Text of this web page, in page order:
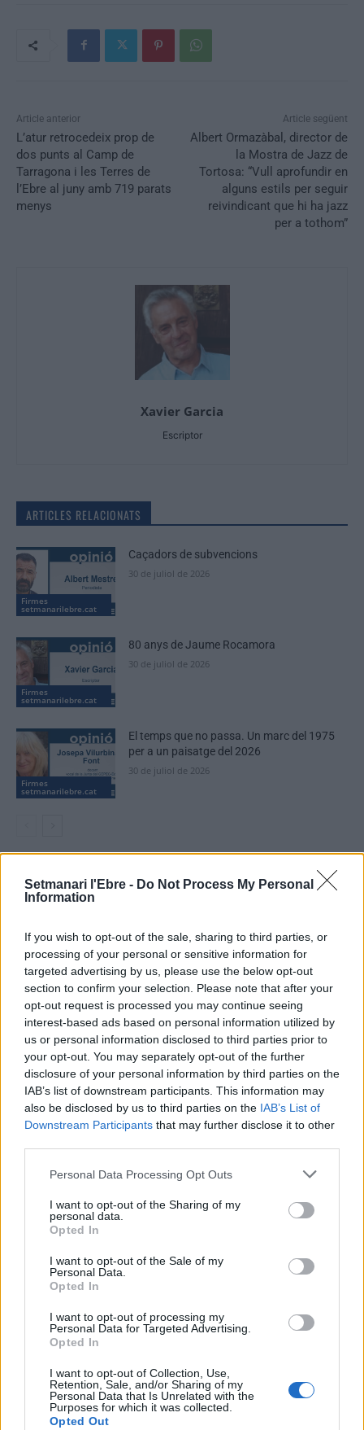
Setmanari l'Ebre - Do Not Process My Personal
Information
If you wish to opt-out of the sale, sharing to third parties, or
processing of your personal or sensitive information for
targeted advertising by us, please use the below opt-out
section to confirm your selection. Please note that after your
opt-out request is processed you may continue seeing
interest-based ads based on personal information utilized by
us or personal information disclosed to third parties prior to
your opt-out. You may separately opt-out of the further
disclosure of your personal information by third parties on the
IAB’s list of downstream participants. This information may
also be disclosed by us to third parties on the IAB’s List of
Downstream Participants that may further disclose it to other
Personal Data Processing Opt Outs
I want to opt-out of the Sharing of my
personal data.
Opted In
I want to opt-out of the Sale of my
Personal Data.
Opted In
I want to opt-out of processing my
Personal Data for Targeted Advertising.
Opted In
I want to opt-out of Collection, Use,
Retention, Sale, and/or Sharing of my
Personal Data that Is Unrelated with the
Purposes for which it was collected.
Opted Out
Article anterior
L’atur retrocedeix prop de
dos punts al Camp de
Tarragona i les Terres de
l’Ebre al juny amb 719 parats
menys
Article següent
Albert Ormazàbal, director de
la Mostra de Jazz de
Tortosa: “Vull aprofundir en
alguns estils per seguir
reivindicant que hi ha jazz
per a tothom”
Xavier Garcia
Escriptor
ARTICLES RELACIONATS
Firmes
setmanarilebre.cat
Caçadors de subvencions
30 de juliol de 2026
Firmes
setmanarilebre.cat
80 anys de Jaume Rocamora
30 de juliol de 2026
Firmes
setmanarilebre.cat
El temps que no passa. Un marc del 1975
per a un paisatge del 2026
30 de juliol de 2026
DEIXA UNA RESPOSTA
Comentari:
Deseu el meu nom, el correu electrònic i el lloc web en
aquest navegador per a la propera vegada que comenti.
ÚLTIMES NOTÍCIES
Blaumut lidera el cartell musical de les
Festes